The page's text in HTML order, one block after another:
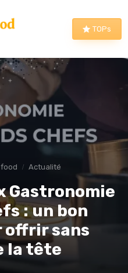
TOPs
Actualité
Gastronomie
: un bon
offrir sans
la tête